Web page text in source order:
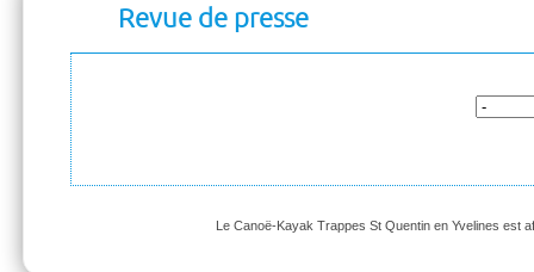
Revue de presse
Le Canoë-Kayak Trappes St Quentin en Yvelines est